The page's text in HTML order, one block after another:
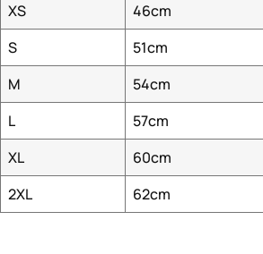
XS
46cm
S
51cm
M
54cm
L
57cm
XL
60cm
2XL
62cm